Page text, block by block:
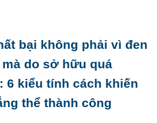
bại không phải vì đen
do sở hữu quá
6 kiểu tính cách khiến
thể thành công